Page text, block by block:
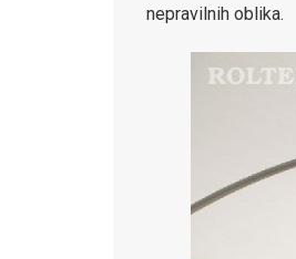
nepravilnih oblika.